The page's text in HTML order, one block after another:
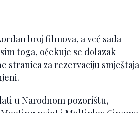
broj filmova, a već sada
toga, očekuje se dolazak
stranica za rezervaciju smještaja
u Narodnom pozorištu,